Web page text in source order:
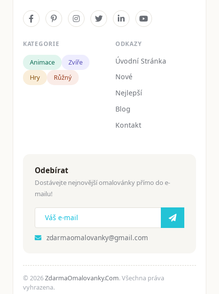
KATEGORIE
Animace
Zvíře
Hry
Růžný
ODKAZY
Úvodní Stránka
Nové
Nejlepší
Blog
Kontakt
Odebírat
Dostávejte nejnovější omalovánky přímo do e-
mailu!
zdarmaomalovanky@gmail.com
© 2026ZdarmaOmalovanky.Com. Všechna práva
vyhrazena.